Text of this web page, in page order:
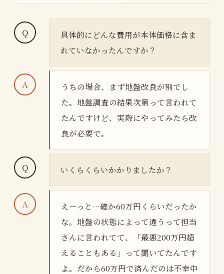
具体的にどんな費用が本体価格に含ま
れていなかったんですか？
うちの場合、まず地盤改良が別でし
た。地盤調査の結果次第って言われて
たんですけど、実際にやってみたら改
良が必要で。
いくらくらいかかりましたか？
えーっと…確か60万円くらいだったか
な。地盤の状態によって違うって担当
さんに言われてて、「最悪200万円超
えることもある」って聞いてたんです
よ。だから60万円で済んだのは不幸中